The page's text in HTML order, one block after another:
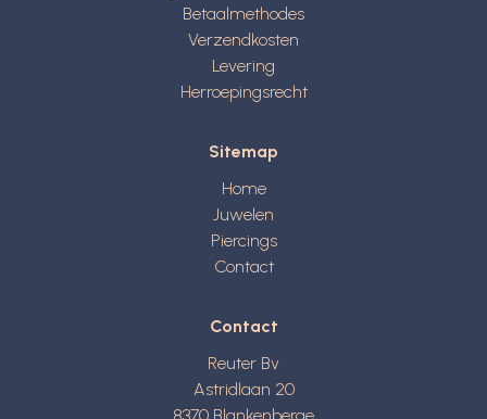
Betaalmethodes
Verzendkosten
Levering
Herroepingsrecht
Sitemap
Home
Juwelen
Piercings
Contact
Contact
Reuter Bv
Astridlaan 20